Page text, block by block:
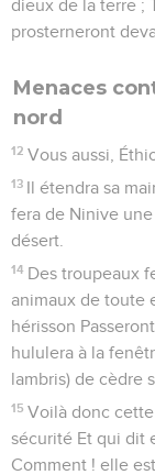
dieux de la terre ;
prosterneront
Menaces
nord
12 Vous aussi,
13 Il étendra sa
fera de Ninive
désert.
14 Des troupeaux
animaux de toute
hérisson
hululera à la
lambris) de cèdre
15 Voilà donc cette
sécurité Et qui dit
Comment ! elle